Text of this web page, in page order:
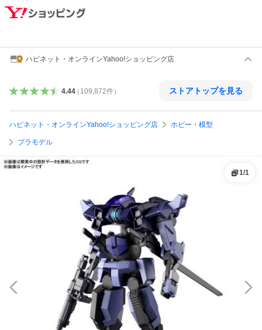
ハピネット・オンラインYahoo!ショッピング店
4.44（ 109,872件） ストアトップを見る
ハピネット・オンラインYahoo!ショッピング店 ホビー・模型
プラモデル
1/1